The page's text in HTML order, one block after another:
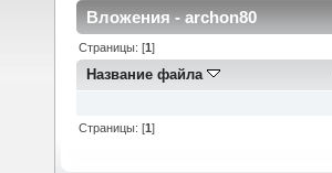
Вложения - archon80
Страницы: [1]
Название файла
Страницы: [1]